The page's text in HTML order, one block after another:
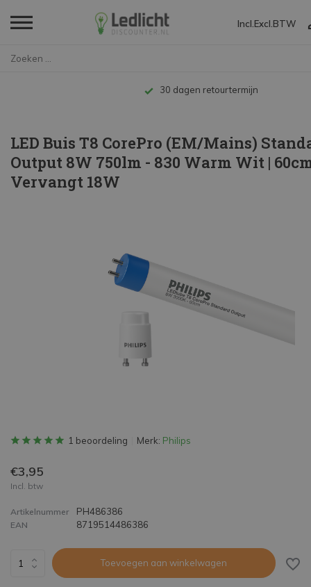
Incl. Excl. BTW
Tot 10 jaar garantie
LED Buis T8 CorePro (EM/Mains)
Output 8W 750lm - 830 Warm Wit |
Vervangt 18W
1 beoordeling Merk: Philips
€3,95
Incl. btw
Artikelnummer PH486386
EAN 8719514486386
Toevoegen aan winkelwagen